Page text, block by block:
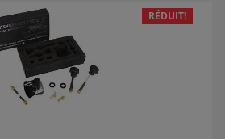
RÉDUIT!